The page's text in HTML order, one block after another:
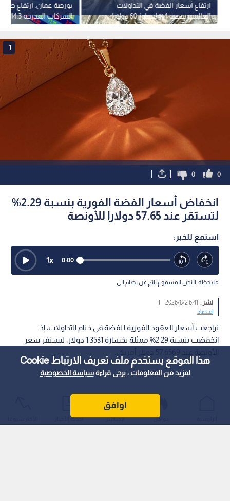
هذا الموقع يستخدم ملف تعريف الارتباط Cookie
لمزيد من المعلومات ، يرجى قراءةسياسة الخصوصية
اوافق
بورصة عمان: ارتفاع
الأول من 2026
ارتفاع أسعار الفضة في التداولات
العالمية بنسبة 4% لتتجاوز 60 دولارا
للأونصة
1
0
0
انخفاض أسعار الفضة الفورية بنسبة 2.29%
لتستقر عند 57.65 دولارا للأونصة
استمع للخبر:
0:00
1x
ملاحظة: النص المسموع ناتج عن نظام آلي
نشر : 6:41 2026/8/2
|
اقتصاد
تراجعت أسعار العقود الفورية للفضة في ختام التداولات، إذ
انخفضت بنسبة 2.29% ممثلة بخسارة 1.3531 دولار، ليستقر سعر
عواجل المباشر أحدث الأخبار